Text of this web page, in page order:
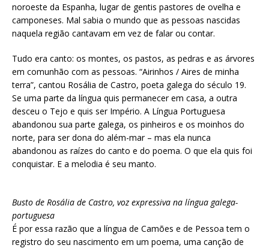
noroeste da Espanha, lugar de gentis pastores de ovelha e
camponeses. Mal sabia o mundo que as pessoas nascidas
naquela região cantavam em vez de falar ou contar.
Tudo era canto: os montes, os pastos, as pedras e as árvores
em comunhão com as pessoas. “Airinhos / Aires de minha
terra”, cantou Rosália de Castro, poeta galega do século 19.
Se uma parte da língua quis permanecer em casa, a outra
desceu o Tejo e quis ser Império. A Língua Portuguesa
abandonou sua parte galega, os pinheiros e os moinhos do
norte, para ser dona do além-mar – mas ela nunca
abandonou as raízes do canto e do poema. O que ela quis foi
conquistar. E a melodia é seu manto.
Busto de Rosália de Castro, voz expressiva na língua galega-
portuguesa
É por essa razão que a língua de Camões e de Pessoa tem o
registro do seu nascimento em um poema, uma canção de